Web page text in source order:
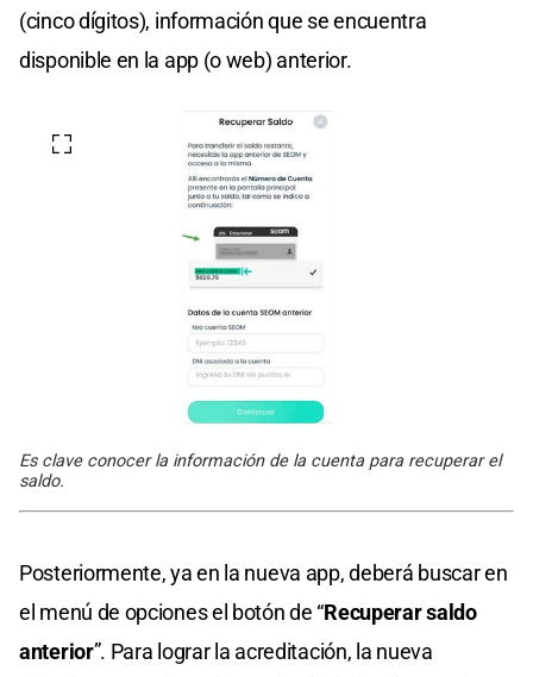
(cinco dígitos), información que se encuentra
disponible en la app (o web) anterior.
Es clave conocer la información de la cuenta para recuperar el
saldo.
Posteriormente, ya en la nueva app, deberá buscar en
el menú de opciones el botón de “Recuperar saldo
anterior”. Para lograr la acreditación, la nueva